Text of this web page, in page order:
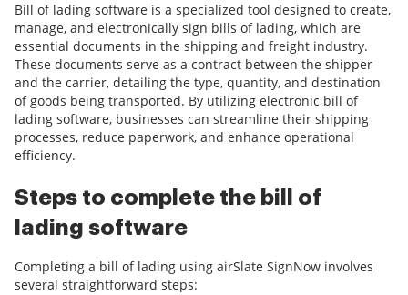
Bill of lading software is a specialized tool designed to create,
manage, and electronically sign bills of lading, which are
essential documents in the shipping and freight industry.
These documents serve as a contract between the shipper
and the carrier, detailing the type, quantity, and destination
of goods being transported. By utilizing electronic bill of
lading software, businesses can streamline their shipping
processes, reduce paperwork, and enhance operational
efficiency.
Steps to complete the bill of
lading software
Completing a bill of lading using airSlate SignNow involves
several straightforward steps: